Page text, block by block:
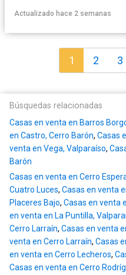
Actualizado hace 2 semanas
1 2 3
Búsquedas relacionadas
Casas en venta en Barros
en Castro, Cerro Barón, Casas
venta en Vega, Valparaíso,
Barón
Casas en venta en Cerro
Cuatro Luces, Casas en venta
Placeres Bajo, Casas en venta
en venta en La Puntilla,
Cerro Larraín, Casas en venta
venta en Cerro Larraín, Casas
en venta en Cerro Lecheros,
Casas en venta en Cerro